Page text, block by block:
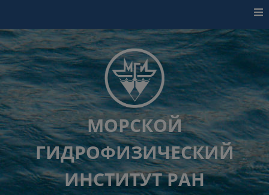
МОРСКОЙ
ГИДРОФИЗИЧЕСКИЙ
ИНСТИТУТ РАН